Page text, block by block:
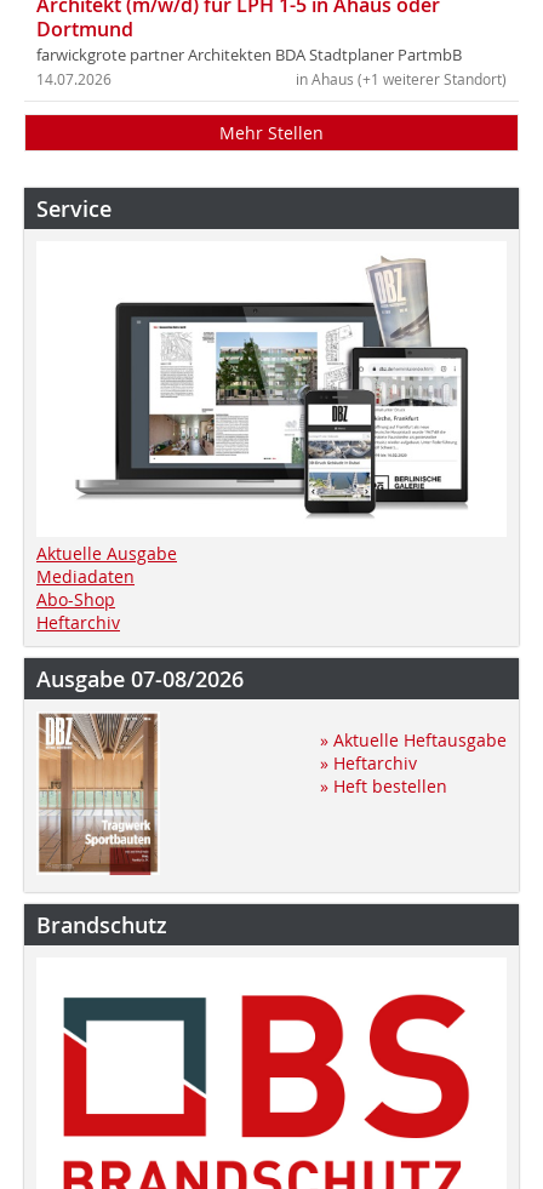
Dortmund
farwickgrote partner Architekten BDA Stadtplaner PartmbB
in Ahaus (+1 weiterer Standort)
14.07.2026
Mehr Stellen
Service
Aktuelle Ausgabe
Mediadaten
Abo-Shop
Heftarchiv
Ausgabe 07-08/2026
» Aktuelle Heftausgabe
» Heftarchiv
» Heft bestellen
Brandschutz